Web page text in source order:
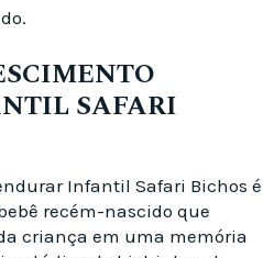
SAFARI
Infantil Safari Bichos é
recém-nascido que
criança em uma memória